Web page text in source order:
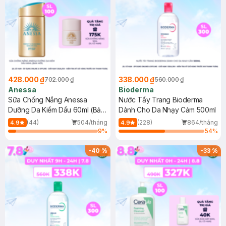
428.000 ₫702.000 ₫
Anessa
Sữa Chống Nắng Anessa
Dưỡng Da Kiềm Dầu 60ml (Bản
Mới)
4.9 (44)
504/tháng
9%
338.000 ₫560.000 ₫
Bioderma
Nước Tẩy Trang Bioderma
Dành Cho Da Nhạy Cảm 500ml
4.9 (228)
864/tháng
54%
-40% -33%